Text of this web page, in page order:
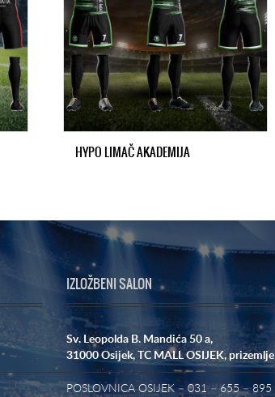
HYPO LIMAČ AKADEMIJA
IZLOŽBENI SALON
Sv. Leopolda B. Mandića 50 a,
31000 Osijek,
TC MALL OSIJEK, prizemlje
POSLOVNICA OSIJEK – 031 – 655 – 895